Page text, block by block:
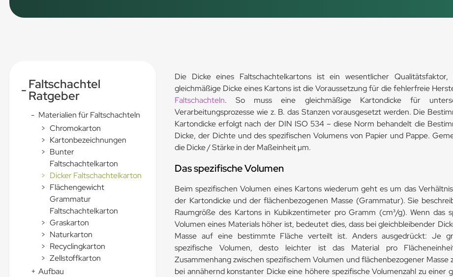
-Faltschachtel
Ratgeber
- Materialien für Faltschachteln
> Chromokarton
> Kartonbezeichnungen
> Bunter
Faltschachtelkarton
> Dicker Faltschachtelkarton
> Flächengewicht
Grammatur
Faltschachtelkarton
> Graskarton
> Naturkarton
> Recyclingkarton
> Zellstoffkarton
+ Aufbau
Die Dicke eines Faltschachtelkartons ist ein wesentlicher
gleichmäßige Dicke eines Kartons ist die Voraussetzung für die fehlerfreie
Faltschachteln. So muss eine gleichmäßige Kartondicke für
Verarbeitungsprozesse wie z. B. das Stanzen vorausgesetzt werden. Die
Kartondicke erfolgt nach der DIN ISO 534 – diese Norm behandelt die
Dicke, der Dichte und des spezifischen Volumens von Papier und Pappe.
die Dicke / Stärke in der Maßeinheit µm.
Das spezifische Volumen
Beim spezifischen Volumen eines Kartons wiederum geht es um das
der Kartondicke und der flächenbezogenen Masse (Grammatur). Sie
Raumgröße des Kartons in Kubikzentimeter pro Gramm (cm³/g). Wenn das
Volumen eines Materials höher ist, bedeutet dies, dass bei gleichbleibender
Masse auf eine bestimmte Fläche verteilt ist. Anders ausgedrückt: Je
spezifische Volumen, desto leichter ist das Material pro
Zusammenhang zwischen spezifischem Volumen und flächenbezogener Masse
bei annähernd konstanter Dicke eine höhere spezifische Volumenzahl zu einer